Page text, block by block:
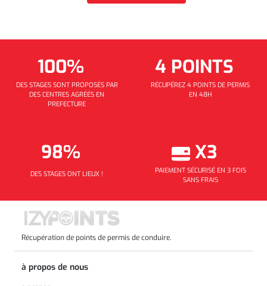
100%
DES STAGES SONT PROPOSÉS PAR
DES CENTRES AGRÉÉS EN
PREFECTURE
4 POINTS
RÉCUPÉREZ 4 POINTS DE PERMIS
EN 48H
98%
DES STAGES ONT LIEUX !
X3
PAIEMENT SÉCURISÉ EN 3 FOIS
SANS FRAIS
Récupération de points de permis de conduire.
à propos de nous